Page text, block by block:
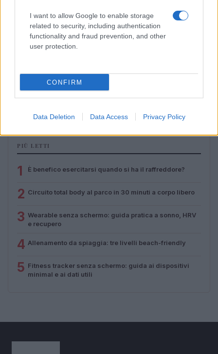
I want to allow Google to enable storage
related to security, including authentication
functionality and fraud prevention, and other
user protection.
CONFIRM
Data Deletion Data Access Privacy Policy
Allenamento in spiaggia: sequenze a corpo libero
PIÙ LETTI
1 È benefico esercitarsi quando si ha il raffreddore?
2 Circuito total body al parco in 30 minuti a corpo libero
3 Wearable senza schermo: guida pratica a sonno, HRV
e recupero
4 Allenamento da spiaggia: tre livelli beach-friendly
5 Fitness tracker senza schermo: guida ai dispositivi
minimal e ai dati utili